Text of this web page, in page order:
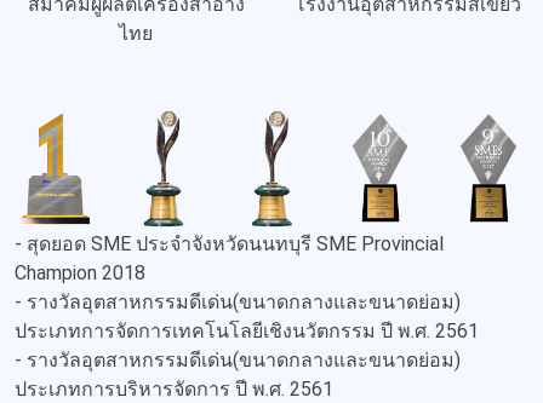
ไทย
- สุดยอด SME ประจำจังหวัดนนทบุรี SME Provincial
Champion 2018
- รางวัลอุตสาหกรรมดีเด่น(ขนาดกลางและขนาดย่อม)
ประเภทการจัดการเทคโนโลยีเชิงนวัตกรรม ปี พ.ศ. 2561
- รางวัลอุตสาหกรรมดีเด่น(ขนาดกลางและขนาดย่อม)
ประเภทการบริหารจัดการ ปี พ.ศ. 2561